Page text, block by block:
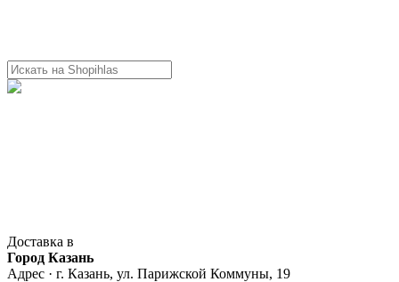
Доставка в
Город Казань
Адрес · г. Казань, ул. Парижской Коммуны, 19